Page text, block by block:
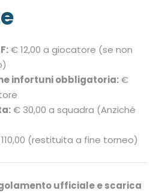
€ 12,00 a giocatore (se non
infortuni obbligatoria:€
€ 30,00 a squadra (Anziché
(restituita a fine torneo)
ufficiale e scarica